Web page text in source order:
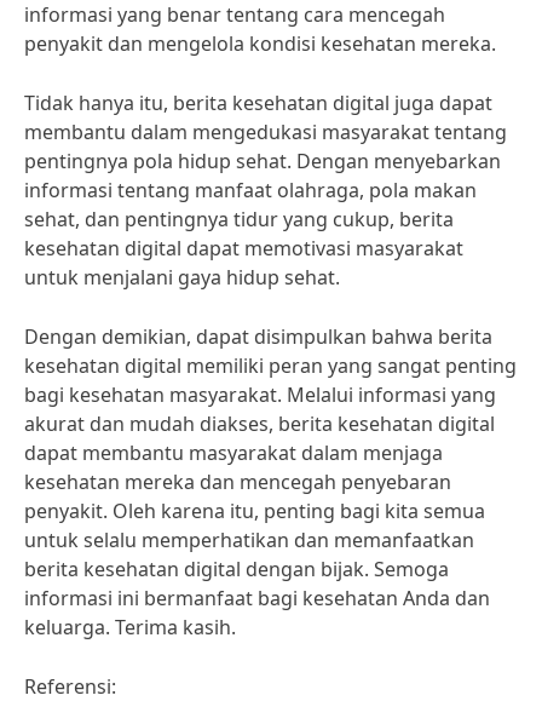
informasi yang benar tentang cara mencegah
penyakit dan mengelola kondisi kesehatan mereka.
Tidak hanya itu, berita kesehatan digital juga dapat
membantu dalam mengedukasi masyarakat tentang
pentingnya pola hidup sehat. Dengan menyebarkan
informasi tentang manfaat olahraga, pola makan
sehat, dan pentingnya tidur yang cukup, berita
kesehatan digital dapat memotivasi masyarakat
untuk menjalani gaya hidup sehat.
Dengan demikian, dapat disimpulkan bahwa berita
kesehatan digital memiliki peran yang sangat penting
bagi kesehatan masyarakat. Melalui informasi yang
akurat dan mudah diakses, berita kesehatan digital
dapat membantu masyarakat dalam menjaga
kesehatan mereka dan mencegah penyebaran
penyakit. Oleh karena itu, penting bagi kita semua
untuk selalu memperhatikan dan memanfaatkan
berita kesehatan digital dengan bijak. Semoga
informasi ini bermanfaat bagi kesehatan Anda dan
keluarga. Terima kasih.
Referensi: